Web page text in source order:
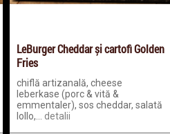
LeBurger Cheddar și cartofi Golden
Fries
chiflă artizanală, cheese
leberkase (porc & vită &
emmentaler), sos cheddar, salată
lollo,... detalii